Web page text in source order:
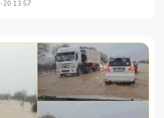
20 13:57